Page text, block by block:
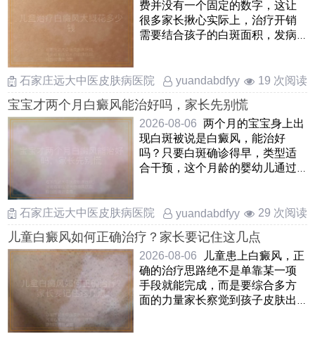
费并没有一个固定的数字，这让
很多家长揪心实际上，治疗开销
需要结合孩子的白斑面积，发病
石家庄远大中医皮肤病医院
yuandabdfyy 19 次阅读
宝宝才两个月白癜风能治好吗，家长先别慌
2026-08-06 两个月的宝宝身上出
现白斑被说是白癜风，能治好
吗？只要白斑确诊得早，类型适
合干预，这个月龄的婴幼儿通过
石家庄远大中医皮肤病医院
yuandabdfyy 29 次阅读
儿童白癜风如何正确治疗？家长要记住这几点
2026-08-06
儿童患上白癜风，正
确的治疗思路绝不是单靠某一项
手段就能完成，而是要综合多方
面的力量家长察觉到孩子皮肤出